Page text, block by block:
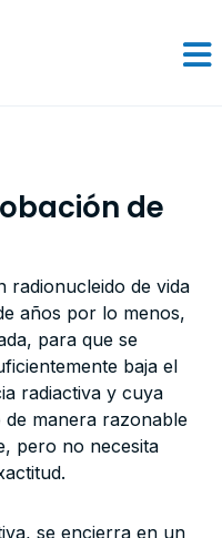
de
radionucleido de vida
años por lo menos,
para que se
baja el
radiactiva y cuya
de manera razonable
pero no necesita
se encierra en un